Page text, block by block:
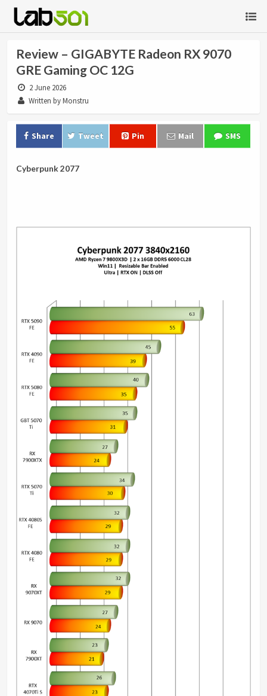
Review – GIGABYTE Radeon RX 9070
GRE Gaming OC 12G
2 June 2026
Written by Monstru
Share Tweet Pin Mail SMS
Cyberpunk 2077